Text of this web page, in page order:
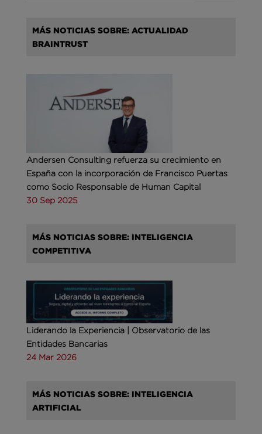
MÁS NOTICIAS SOBRE: ACTUALIDAD
BRAINTRUST
Andersen Consulting refuerza su crecimiento en
España con la incorporación de Francisco Puertas
como Socio Responsable de Human Capital
30 Sep 2025
MÁS NOTICIAS SOBRE: INTELIGENCIA
COMPETITIVA
Liderando la Experiencia | Observatorio de las
Entidades Bancarias
24 Mar 2026
MÁS NOTICIAS SOBRE: INTELIGENCIA
ARTIFICIAL